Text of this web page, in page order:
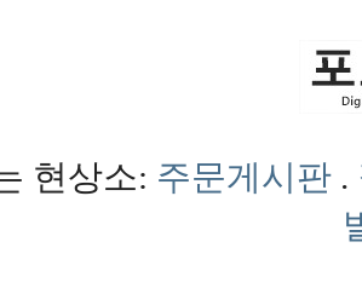
현상소: 주문게시판 .